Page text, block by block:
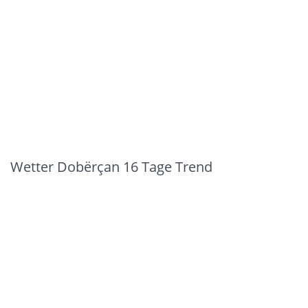
Wetter Dobërçan 16 Tage Trend